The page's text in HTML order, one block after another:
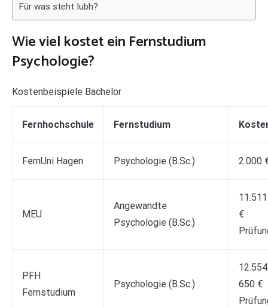
Für was steht Iubh?
Wie viel kostet ein Fernstudium
Psychologie?
Kostenbeispiele Bachelor
Fernhochschule Fernstudium
FernUni Hagen Psychologie (B.Sc.) 2.000
MEU
Angewandte
Psychologie (B.Sc.)
€
PFH
Fernstudium
Psychologie (B.Sc.)
650 €